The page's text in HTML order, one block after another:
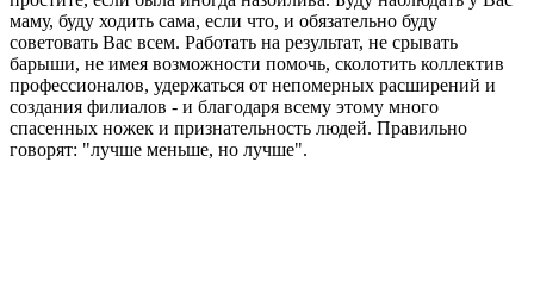
маму, буду ходить сама, если что, и обязательно буду
советовать Вас всем. Работать на результат, не срывать
барыши, не имея возможности помочь, сколотить коллектив
профессионалов, удержаться от непомерных расширений и
создания филиалов - и благодаря всему этому много
спасенных ножек и признательность людей. Правильно
говорят: "лучше меньше, но лучше".